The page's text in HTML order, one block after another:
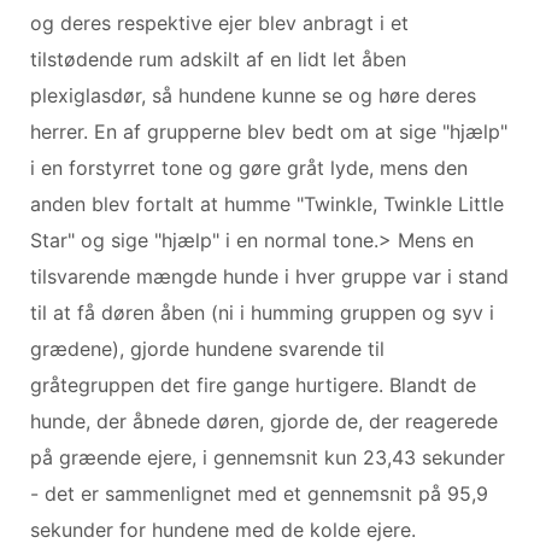
og deres respektive ejer blev anbragt i et
tilstødende rum adskilt af en lidt let åben
plexiglasdør, så hundene kunne se og høre deres
herrer. En af grupperne blev bedt om at sige "hjælp"
i en forstyrret tone og gøre gråt lyde, mens den
anden blev fortalt at humme "Twinkle, Twinkle Little
Star" og sige "hjælp" i en normal tone.> Mens en
tilsvarende mængde hunde i hver gruppe var i stand
til at få døren åben (ni i humming gruppen og syv i
grædene), gjorde hundene svarende til
gråtegruppen det fire gange hurtigere. Blandt de
hunde, der åbnede døren, gjorde de, der reagerede
på græende ejere, i gennemsnit kun 23,43 sekunder
- det er sammenlignet med et gennemsnit på 95,9
sekunder for hundene med de kolde ejere.